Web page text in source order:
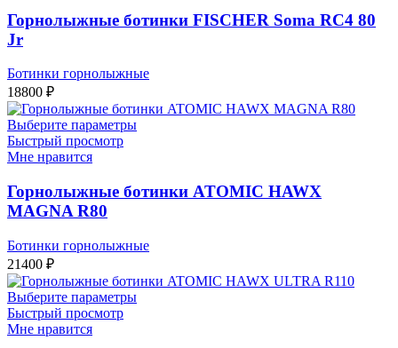
Горнолыжные ботинки FISCHER Soma RC4 80
Jr
Ботинки горнолыжные
18800 ₽
Выберите параметры
Быстрый просмотр
Мне нравится
Горнолыжные ботинки ATOMIC HAWX
MAGNA R80
Ботинки горнолыжные
21400 ₽
Выберите параметры
Быстрый просмотр
Мне нравится